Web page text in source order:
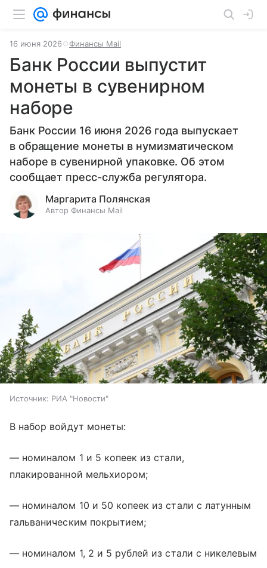
16 июня 2026 Финансы Mail
Банк России выпустит
монеты в сувенирном
наборе
Банк России 16 июня 2026 года выпускает
в обращение монеты в нумизматическом
наборе в сувенирной упаковке. Об этом
сообщает пресс-служба регулятора.
Маргарита Полянская
Автор Финансы Mail
Источник: РИА "Новости"
В набор войдут монеты:
— номиналом 1 и 5 копеек из стали,
плакированной мельхиором;
— номиналом 10 и 50 копеек из стали с латунным
гальваническим покрытием;
— номиналом 1, 2 и 5 рублей из стали с никелевым